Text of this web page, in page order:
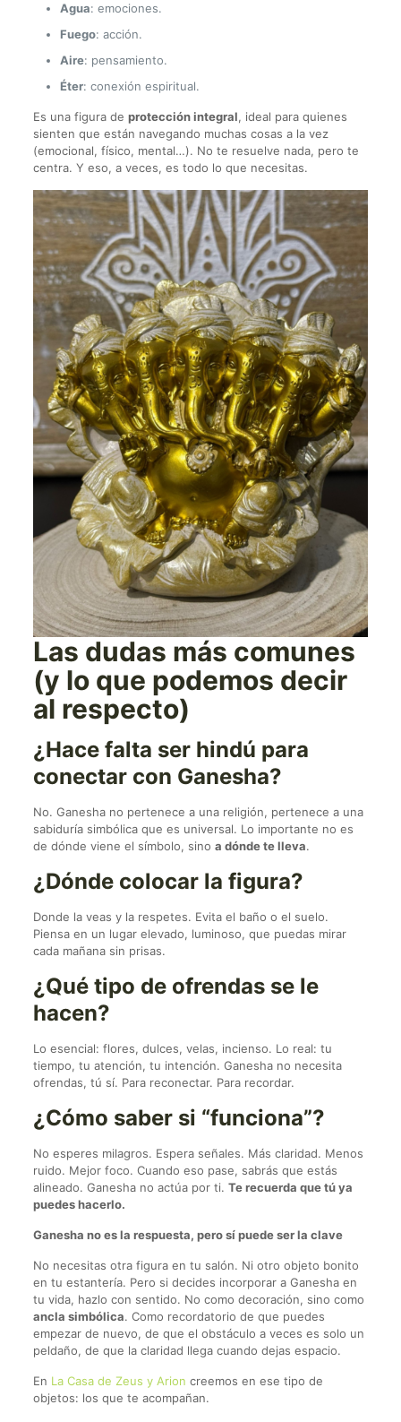
Agua: emociones.
Fuego: acción.
Aire: pensamiento.
Éter: conexión espiritual.
Es una figura de protección integral, ideal para quienes
sienten que están navegando muchas cosas a la vez
(emocional, físico, mental…). No te resuelve nada, pero te
centra. Y eso, a veces, es todo lo que necesitas.
Las dudas más comunes
(y lo que podemos decir
al respecto)
¿Hace falta ser hindú para
conectar con Ganesha?
No. Ganesha no pertenece a una religión, pertenece a una
sabiduría simbólica que es universal. Lo importante no es
de dónde viene el símbolo, sino a dónde te lleva.
¿Dónde colocar la figura?
Donde la veas y la respetes. Evita el baño o el suelo.
Piensa en un lugar elevado, luminoso, que puedas mirar
cada mañana sin prisas.
¿Qué tipo de ofrendas se le
hacen?
Lo esencial: flores, dulces, velas, incienso. Lo real: tu
tiempo, tu atención, tu intención. Ganesha no necesita
ofrendas, tú sí. Para reconectar. Para recordar.
¿Cómo saber si “funciona”?
No esperes milagros. Espera señales. Más claridad. Menos
ruido. Mejor foco. Cuando eso pase, sabrás que estás
alineado. Ganesha no actúa por ti. Te recuerda que tú ya
puedes hacerlo.
Ganesha no es la respuesta, pero sí puede ser la clave
No necesitas otra figura en tu salón. Ni otro objeto bonito
en tu estantería. Pero si decides incorporar a Ganesha en
tu vida, hazlo con sentido. No como decoración, sino como
ancla simbólica. Como recordatorio de que puedes
empezar de nuevo, de que el obstáculo a veces es solo un
peldaño, de que la claridad llega cuando dejas espacio.
En La Casa de Zeus y Arion creemos en ese tipo de
objetos: los que te acompañan.